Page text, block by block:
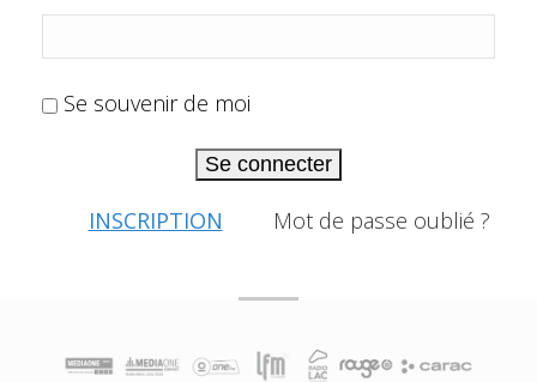
Se souvenir de moi
Se connecter
INSCRIPTION Mot de passe oublié ?